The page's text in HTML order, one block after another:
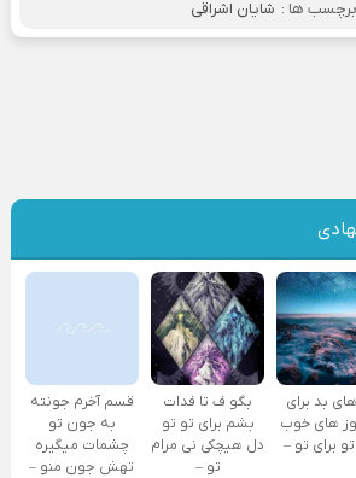
برچسب ها : شایان اشراقی
بد برای
های خوب
تو برای تو –
بگو ف تا فدات
بشم برای تو تو
دل هیچکی نی مرام
تو –
قسم آخرم جونته
به جون تو
چشمات میگیره
تهش جون منو –